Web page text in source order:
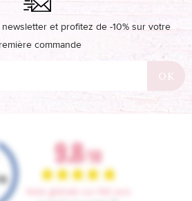
et profitez de -10% sur votre
commande